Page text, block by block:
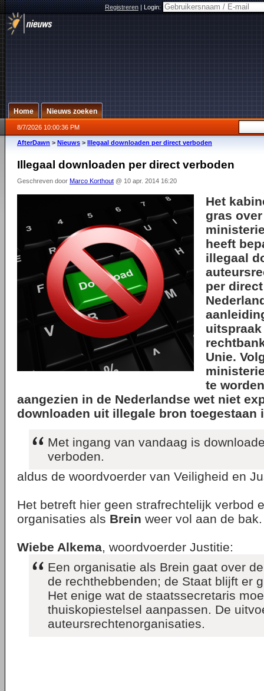
Registreren|Login:
Home Nieuws zoeken
8/7/2026 10:00:36 PM
AfterDawn > Nieuws > Illegaal downloaden per direct verboden
Illegaal downloaden per direct verboden
Geschreven door Marco Korthout @ 10 apr. 2014 16:20
Het
gras
heeft
illegaal
per
Unie.
te
aangezien in de Nederlandse wet niet
downloaden uit illegale bron toegestaan
Met ingang van vandaag is
verboden.
aldus de woordvoerder van Veiligheid en
Het betreft hier geen strafrechtelijk verbod
organisaties als Brein weer vol aan de bak.
Wiebe Alkema, woordvoerder Justitie:
Een organisatie als Brein gaat over
de rechthebbenden; de Staat blijft er
Het enige wat de staatssecretaris
thuiskopiestelsel aanpassen. De
auteursrechtenorganisaties.